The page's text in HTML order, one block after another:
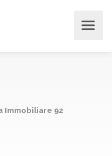
Immobiliare 92